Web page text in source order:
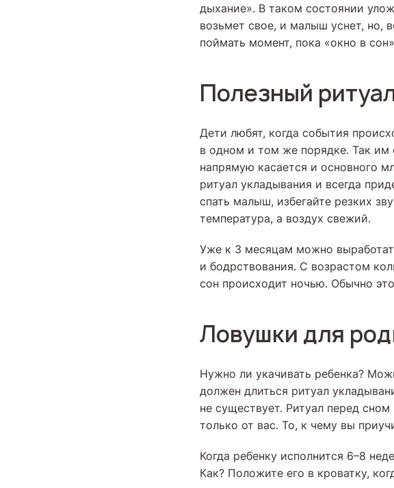
дыхание». В таком состоянии
возьмет свое, и малыш уснет, но,
поймать момент, пока «окно в
Полезный
Дети любят, когда события
в одном и том же порядке. Так им
напрямую касается и основного
ритуал укладывания и всегда
спать малыш, избегайте резких
температура, а воздух свежий.
Уже к 3 месяцам можно
и бодрствования. С возрастом
сон происходит ночью. Обычно
Ловушки для
Нужно ли укачивать ребенка?
должен длиться ритуал
не существует. Ритуал перед
только от вас. То, к чему вы
Когда ребенку исполнится 6–8
Как? Положите его в кроватку,